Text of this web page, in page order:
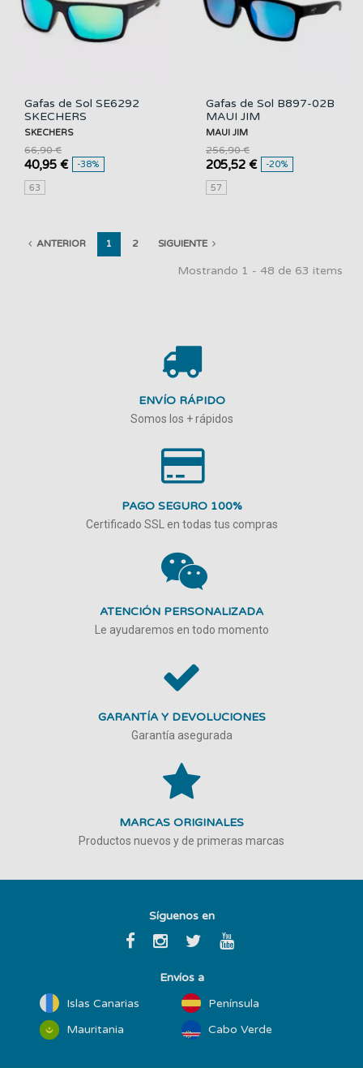
Gafas de Sol SE6292
SKECHERS
SKECHERS
40,95 €
66,90 €
-38%
63
Gafas de Sol B897-02B
MAUI JIM
MAUI JIM
205,52 €
256,90 €
-20%
57
ANTERIOR 1 2 SIGUIENTE
Mostrando 1 - 48 de 63 items
ENVÍO RÁPIDO
Somos los + rápidos
PAGO SEGURO 100%
Certificado SSL en todas tus compras
ATENCIÓN PERSONALIZADA
Le ayudaremos en todo momento
GARANTÍA Y DEVOLUCIONES
Garantía asegurada
MARCAS ORIGINALES
Productos nuevos y de primeras marcas
Síguenos en
Envíos a
Islas Canarias
Península
Mauritania
Cabo Verde